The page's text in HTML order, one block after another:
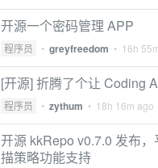
开源一个密码管理 APP
程序员 • greyfreedom • 16h
[开源] 折腾了个让 Coding
程序员 • zythum • 18h 16m ago
开源 kkRepo v0.7.0 发布
描策略功能支持